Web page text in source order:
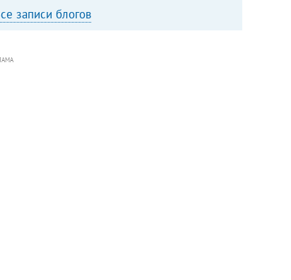
записи блогов